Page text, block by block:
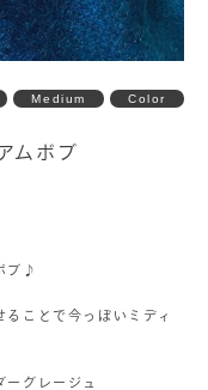
Medium Color
ムボブ
ブ♪
ことで今っぽいミディ
グレージュ